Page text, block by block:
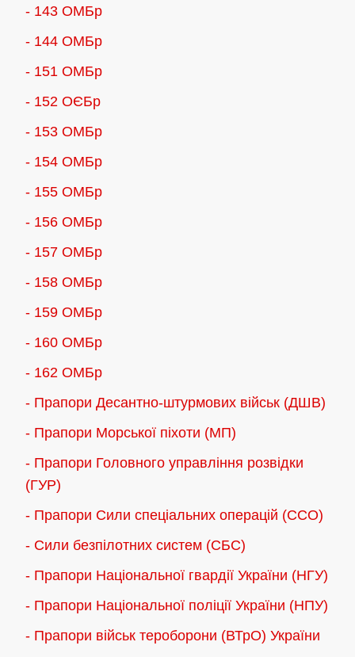
- 143 ОМБр
- 144 ОМБр
- 151 ОМБр
- 152 ОЄБр
- 153 ОМБр
- 154 ОМБр
- 155 ОMБр
- 156 ОMБр
- 157 ОМБр
- 158 ОМБр
- 159 ОМБр
- 160 ОМБр
- 162 ОМБр
- Прапори Десантно-штурмових військ (ДШВ)
- Прапори Морської піхоти (МП)
- Прапори Головного управління розвідки
(ГУР)
- Прапори Сили спеціальних операцій (ССО)
- Сили безпілотних систем (СБС)
- Прапори Національної гвардії України (НГУ)
- Прапори Національної поліції України (НПУ)
- Прапори військ тероборони (ВТрО) України